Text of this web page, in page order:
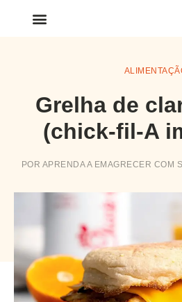
Grelha de
(chick-fil-A
POR APRENDA A EMAGRECER COM